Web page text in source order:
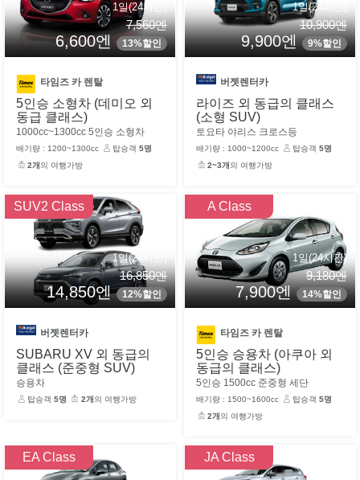
1일(24시간)
7,560엔
6,600엔 13%할인
타임즈 카 렌탈
5인승 소형차 (데미오 외
동급 클래스)
1000cc~1300cc 5인승 소형차
배기량 : 1200~1300cc 탑승객5명
2개 의 여행가방
1일(24시간)
10,900엔
9,900엔 9%할인
버젯렌터카
라이즈 외 동급의 클래스
(소형 SUV)
토요타 야리스 크로스등
배기량 : 1000~1200cc 탑승객5명
2~3개 의 여행가방
SUV2 Class
1일(24시간)
16,850엔
14,850엔 12%할인
버젯렌터카
SUBARU XV 외 동급의
클래스 (준중형 SUV)
승용차
탑승객5명 2개 의 여행가방
A Class
1일(24시간)
9,180엔
7,900엔 14%할인
타임즈 카 렌탈
5인승 승용차 (아쿠아 외
동급의 클래스)
5인승 1500cc 준중형 세단
배기량 : 1500~1600cc 탑승객5명
2개 의 여행가방
EA Class JA Class